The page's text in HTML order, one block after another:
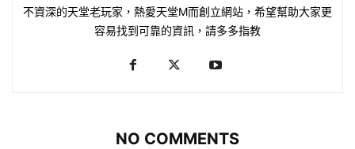
不資深的天堂老玩家，熱愛天堂M而創立網站，希望幫助大家更
容易找到可靠的資訊，請多多指教
NO COMMENTS